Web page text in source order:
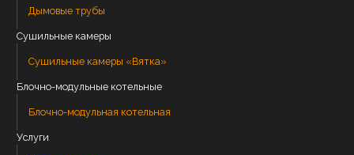
Дымовые трубы
Сушильные камеры
Сушильные камеры «Вятка»
Блочно-модульные котельные
Блочно-модульная котельная
Услуги